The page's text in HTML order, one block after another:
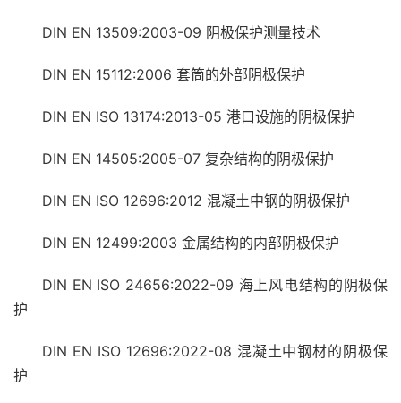
DIN EN 13509:2003-09 阴极保护测量技术
DIN EN 15112:2006 套筒的外部阴极保护
DIN EN ISO 13174:2013-05 港口设施的阴极保护
DIN EN 14505:2005-07 复杂结构的阴极保护
DIN EN ISO 12696:2012 混凝土中钢的阴极保护
DIN EN 12499:2003 金属结构的内部阴极保护
DIN EN ISO 24656:2022-09 海上风电结构的阴极保
护
DIN EN ISO 12696:2022-08 混凝土中钢材的阴极保
护